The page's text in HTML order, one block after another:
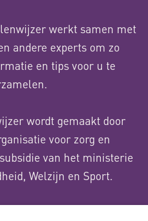
werkt samen met
andere experts om zo
en tips voor u te
wordt gemaakt door
voor zorg en
van het ministerie
Welzijn en Sport.